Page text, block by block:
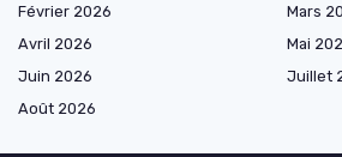
Février 2026
Mars
Avril 2026
Mai
Juin 2026
Juillet
Août 2026